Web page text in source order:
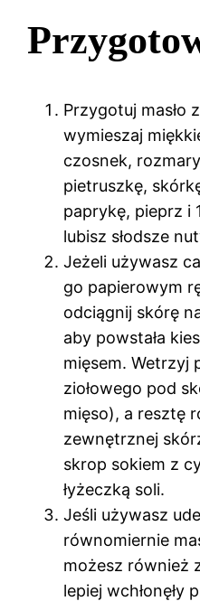
Przygotuj masło
wymieszaj
czosnek,
pietruszkę,
paprykę, pieprz i
lubisz słodsze
Jeżeli używasz
go papierowym
odciągnij skórę
aby powstała
mięsem. Wetrzyj
ziołowego pod
mięso), a resztę
zewnętrznej
skrop sokiem z
łyżeczką soli.
Jeśli używasz
równomiernie
możesz również
lepiej wchłonęły